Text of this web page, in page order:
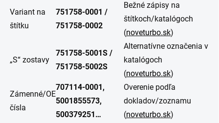
Variant na
štítku
751758-0001 /
751758-0002
Bežné zápisy na
štítkoch/katalógoch
(noveturbo.sk)
„S“ zostavy
751758-5001S /
751758-5002S
Alternatívne označenia v
katalógoch
(noveturbo.sk)
Zámenné/OE
čísla
707114-0001,
5001855573,
500379251…
Overenie podľa
dokladov/zoznamu
(noveturbo.sk)